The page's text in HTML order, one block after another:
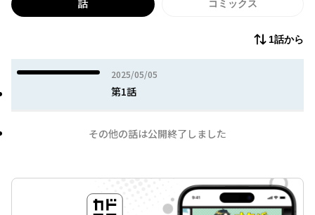
話 コミックス
1話から
2025/05/05
2025年05月05日
第1話
その他の話は公開終了しました